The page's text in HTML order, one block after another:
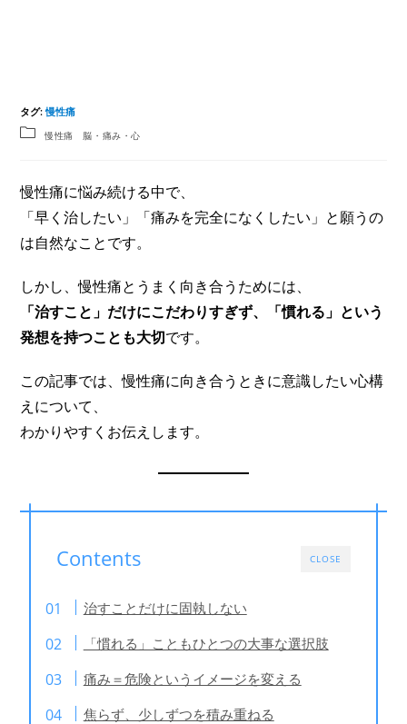
タグ:慢性痛
慢性痛 脳・痛み・心
慢性痛に悩み続ける中で、
「早く治したい」「痛みを完全になくしたい」と願うの
は自然なことです。
しかし、慢性痛とうまく向き合うためには、
「治すこと」だけにこだわりすぎず、「慣れる」という
発想を持つことも大切です。
この記事では、慢性痛に向き合うときに意識したい心構
えについて、
わかりやすくお伝えします。
CLOSE
Contents
治すことだけに固執しない
「慣れる」こともひとつの大事な選択肢
痛み＝危険というイメージを変える
焦らず、少しずつを積み重ねる